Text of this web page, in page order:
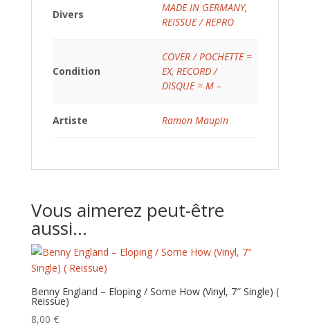
Divers
MADE IN GERMANY,
REISSUE / REPRO
Condition
COVER / POCHETTE =
EX, RECORD /
DISQUE = M –
Artiste Ramon Maupin
Vous aimerez peut-être
aussi…
Benny England – Eloping / Some How (Vinyl, 7″ Single) (
Reissue)
8,00 €